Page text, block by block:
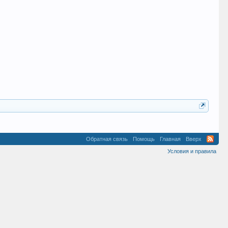
Обратная связь Помощь Главная
Вверх
Условия и правила